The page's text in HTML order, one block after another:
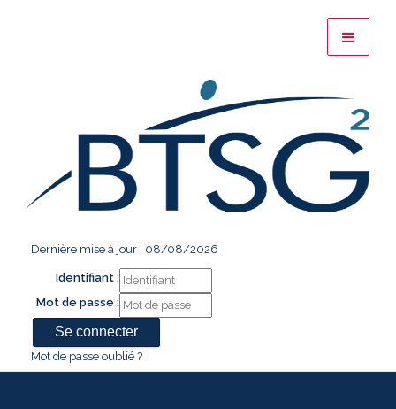
Dernière mise à jour : 08/08/2026
Identifiant :
Mot de passe :
Mot de passe oublié ?